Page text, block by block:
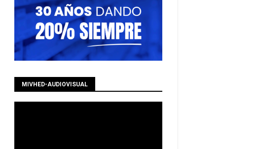
MIVHED-AUDIOVISUAL